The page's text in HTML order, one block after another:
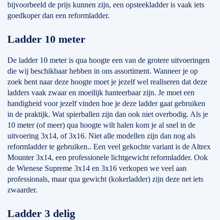
bijvoorbeeld de prijs kunnen zijn, een opsteekladder is vaak iets
goedkoper dan een reformladder.
Ladder 10 meter
De ladder 10 meter is qua hoogte een van de grotere uitvoeringen
die wij beschikbaar hebben in ons assortiment. Wanneer je op
zoek bent naar deze hoogte moet je jezelf wel realiseren dat deze
ladders vaak zwaar en moeilijk hanteerbaar zijn. Je moet een
handigheid voor jezelf vinden hoe je deze ladder gaat gebruiken
in de praktijk. Wat spierballen zijn dan ook niet overbodig. Als je
10 meter (of meer) qua hoogte wilt halen kom je al snel in de
uitvoering 3x14, of 3x16. Niet alle modellen zijn dan nog als
reformladder te gebruiken.. Een veel gekochte variant is de Altrex
Mounter 3x14, een professionele lichtgewicht reformladder. Ook
de Wienese Supreme 3x14 en 3x16 verkopen we veel aan
professionals, maar qua gewicht (kokerladder) zijn deze net iets
zwaarder.
Ladder 3 delig